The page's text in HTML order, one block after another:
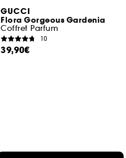
GUCCI
Flora Gorgeous Gardenia
Coffret Parfum
10
39,90€